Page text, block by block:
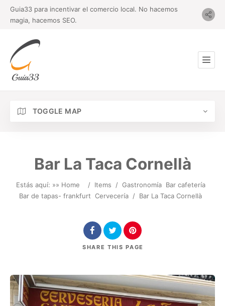
Guia33 para incentivar el comercio local. No hacemos
magia, hacemos SEO.
TOGGLE MAP
Bar La Taca Cornellà
Estás aquí: »» Home / Items / Gastronomía Bar cafetería
Bar de tapas- frankfurt Cervecería / Bar La Taca Cornellà
SHARE THIS PAGE